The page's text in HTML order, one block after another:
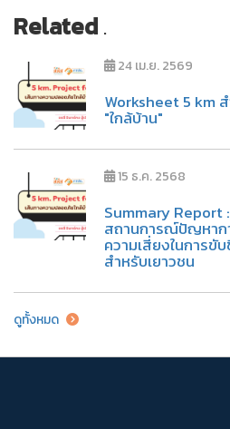
Related.
24 เม.ย. 2569
Worksheet 5 km
"ใกล้บ้าน"
15 ธ.ค. 2568
Summary Report
สถานการณ์ปัญหาก
ความเสี่ยงในการขับ
สำหรับเยาวชน
ดูทั้งหมด